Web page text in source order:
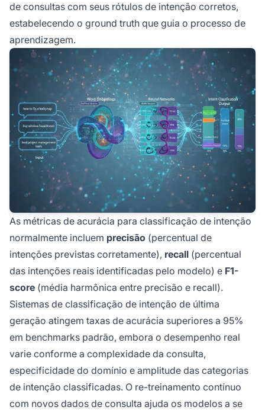
de consultas com seus rótulos de intenção corretos,
estabelecendo o ground truth que guia o processo de
aprendizagem.
As métricas de acurácia para classificação de intenção
normalmente incluem precisão (percentual de
intenções previstas corretamente), recall (percentual
das intenções reais identificadas pelo modelo) e F1-
score (média harmônica entre precisão e recall).
Sistemas de classificação de intenção de última
geração atingem taxas de acurácia superiores a 95%
em benchmarks padrão, embora o desempenho real
varie conforme a complexidade da consulta,
especificidade do domínio e amplitude das categorias
de intenção classificadas. O re-treinamento contínuo
com novos dados de consulta ajuda os modelos a se